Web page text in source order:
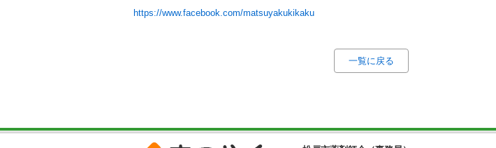
https://www.facebook.com/matsuyakukikaku
一覧に戻る